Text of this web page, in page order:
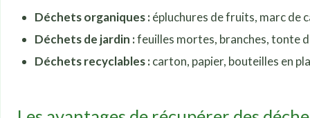
Déchets organiques :épluchures de fruits, marc de
Déchets de jardin :feuilles mortes, branches, tonte
Déchets recyclables :carton, papier, bouteilles en